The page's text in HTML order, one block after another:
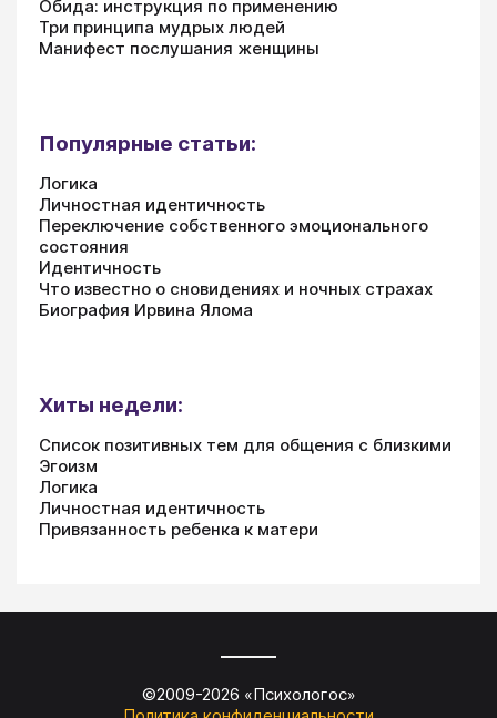
Обида: инструкция по применению
Три принципа мудрых людей
Манифест послушания женщины
Популярные статьи:
Логика
Личностная идентичность
Переключение собственного эмоционального
состояния
Идентичность
Что известно о сновидениях и ночных страхах
Биография Ирвина Ялома
Хиты недели:
Список позитивных тем для общения с близкими
Эгоизм
Логика
Личностная идентичность
Привязанность ребенка к матери
©2009-2026 «Психологос»